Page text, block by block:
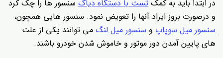
در ابتدا باید به کمک تست با دستگاه دیاگ سنسور ها را چک کرد
و درصورت بروز ایراد آنها را تعویض نمود. سنسور هایی همچون،
سنسور میل سوپاپ و سنسور میل لنگ می توانند یکی از علت
های پایین آمدن دور موتور و خاموش شدن خودرو باشند.